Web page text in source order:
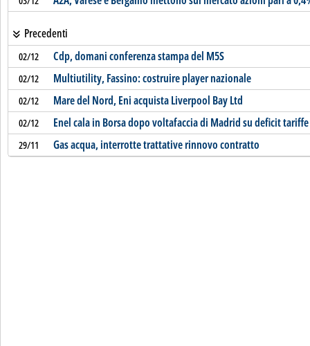
Precedenti
02/12 Cdp, domani conferenza stampa del M5S
02/12 Multiutility, Fassino: costruire player nazionale
02/12 Mare del Nord, Eni acquista Liverpool Bay Ltd
02/12 Enel cala in Borsa dopo voltafaccia di Madrid su deficit tariffe
29/11 Gas acqua, interrotte trattative rinnovo contratto